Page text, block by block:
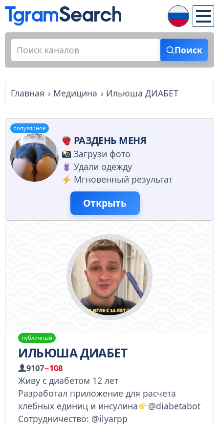
Поиск
Главная Медицина Ильюша ДИАБЕТ
популярное
РАЗДЕНЬ МЕНЯ
Загрузи фото
Удали одежду
Мгновенный результат
Открыть
публичный
ИЛЬЮША ДИАБЕТ
9107−108
Живу с диабетом 12 лет
Разработал приложение для расчета
хлебных единиц и инсулина
@diabetabot
Сотрудничество: @ilyarpp